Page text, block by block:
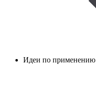
Идеи по применению